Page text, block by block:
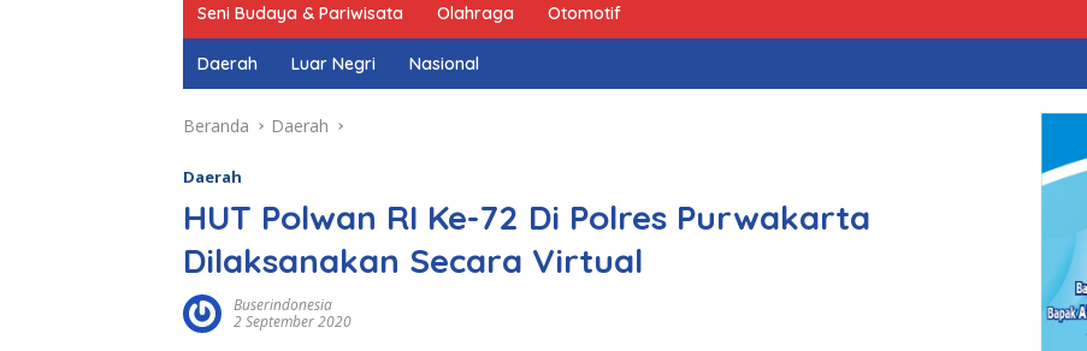
Seni Budaya & Pariwisata Olahraga Otomotif
Daerah Luar Negri Nasional
Beranda Daerah
Daerah
HUT Polwan RI Ke-72 Di Polres Purwakarta
Dilaksanakan Secara Virtual
Buserindonesia
2 September 2020